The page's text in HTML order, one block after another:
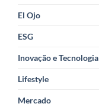
El Ojo
ESG
Inovação e Tecnologia
Lifestyle
Mercado